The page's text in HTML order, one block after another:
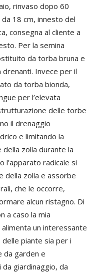
rinvaso dopo 60
18 cm, innesto del
consegna al cliente a
Per la semina
da torba bruna e
Invece per il
da torba bionda,
per l’elevata
delle torbe
il drenaggio
e limitando la
zolla durante la
l’apparato radicale si
della zolla e assorbe
che le occorre,
alcun ristagno. Di
a caso la mia
un interessante
piante sia per i
da garden e
giardinaggio, da